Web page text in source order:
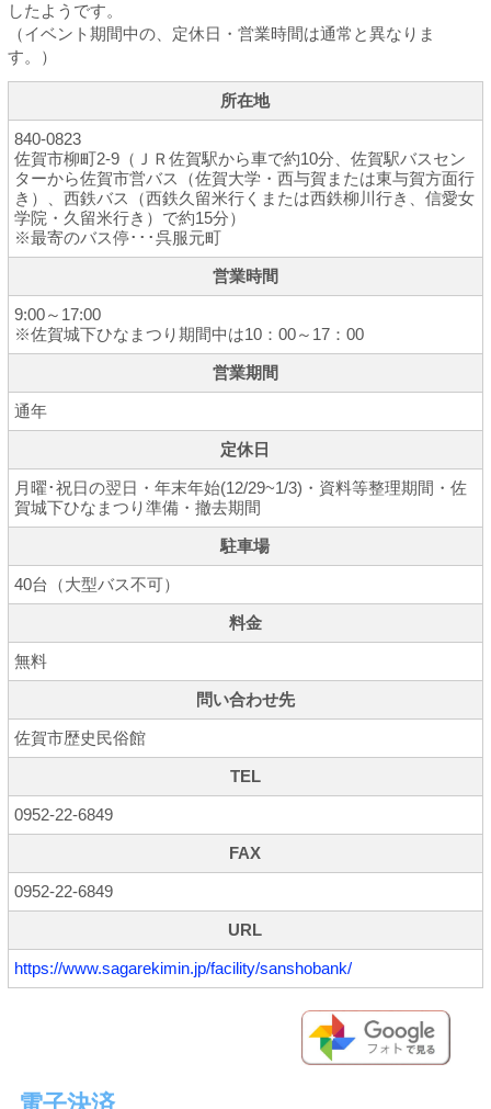
したようです。
（イベント期間中の、定休日・営業時間は通常と異なりま
す。）
所在地
840-0823
佐賀市柳町2-9（ＪＲ佐賀駅から車で約10分、佐賀駅バスセン
ターから佐賀市営バス（佐賀大学・西与賀または東与賀方面行
き）、西鉄バス（西鉄久留米行くまたは西鉄柳川行き、信愛女
学院・久留米行き）で約15分）
※最寄のバス停･･･呉服元町
営業時間
9:00～17:00
※佐賀城下ひなまつり期間中は10：00～17：00
営業期間
通年
定休日
月曜･祝日の翌日・年末年始(12/29~1/3)・資料等整理期間・佐
賀城下ひなまつり準備・撤去期間
駐車場
40台（大型バス不可）
料金
無料
問い合わせ先
佐賀市歴史民俗館
TEL
0952-22-6849
FAX
0952-22-6849
URL
https://www.sagarekimin.jp/facility/sanshobank/